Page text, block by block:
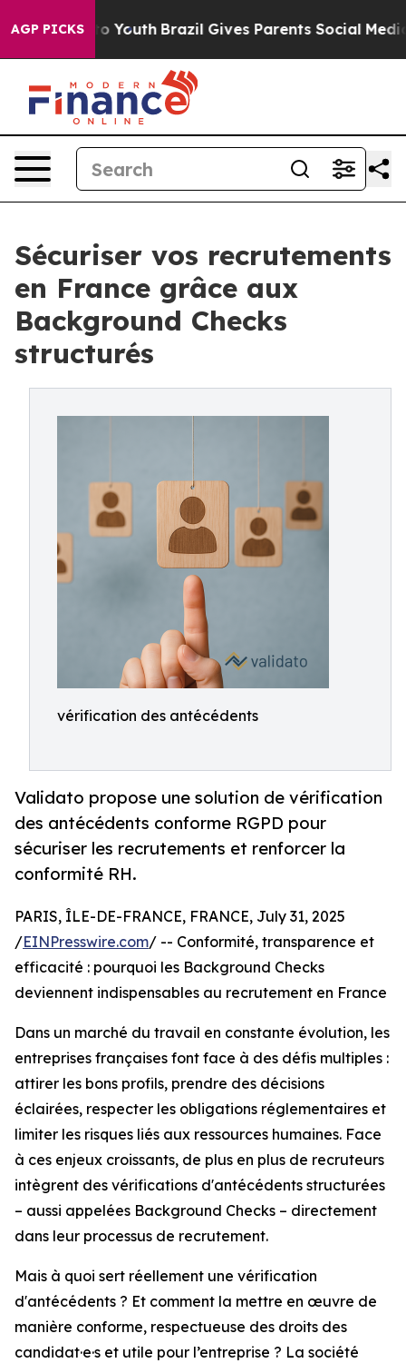
AGP PICKS
to Youth Brazil Gives Parents Social Media
Sécuriser vos recrutements
en France grâce aux
Background Checks
structurés
vérification des antécédents
Validato propose une solution de vérification
des antécédents conforme RGPD pour
sécuriser les recrutements et renforcer la
conformité RH.
PARIS, ÎLE-DE-FRANCE, FRANCE, July 31, 2025
/EINPresswire.com/ -- Conformité, transparence et
efficacité : pourquoi les Background Checks
deviennent indispensables au recrutement en France
Dans un marché du travail en constante évolution, les
entreprises françaises font face à des défis multiples :
attirer les bons profils, prendre des décisions
éclairées, respecter les obligations réglementaires et
limiter les risques liés aux ressources humaines. Face
à ces enjeux croissants, de plus en plus de recruteurs
intègrent des vérifications d'antécédents structurées
– aussi appelées Background Checks – directement
dans leur processus de recrutement.
Mais à quoi sert réellement une vérification
d'antécédents ? Et comment la mettre en œuvre de
manière conforme, respectueuse des droits des
candidat·e·s et utile pour l’entreprise ? La société